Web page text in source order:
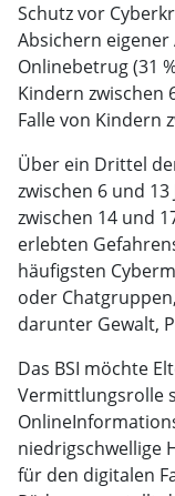
Schutz vor
Absichern
Onlinebetrug (31
Kindern zwischen
Falle von Kindern
Über ein Drittel
zwischen 6 und 13
zwischen 14 und
erlebten
häufigsten
oder
darunter Gewalt,
Das BSI möchte
Vermittlungsrolle
niedrigschwellige
für den digitalen